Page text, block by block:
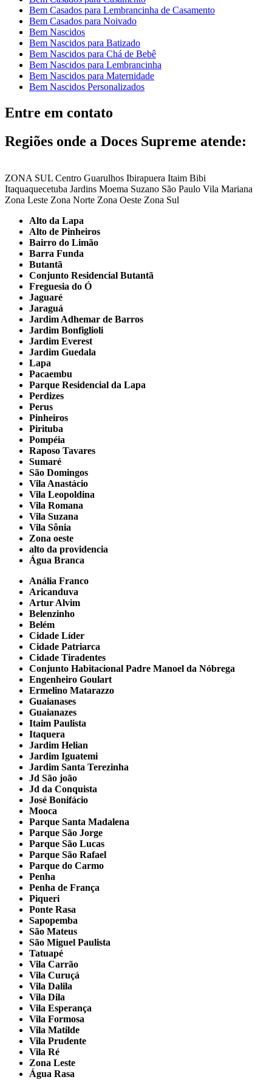
Bem Casados para Lembrancinha de Casamento
Bem Casados para Noivado
Bem Nascidos
Bem Nascidos para Batizado
Bem Nascidos para Chá de Bebê
Bem Nascidos para Lembrancinha
Bem Nascidos para Maternidade
Bem Nascidos Personalizados
Entre em contato
Regiões onde a Doces Supreme atende:
ZONA SUL Centro Guarulhos Ibirapuera Itaim Bibi
Itaquaquecetuba Jardins Moema Suzano São Paulo Vila Mariana
Zona Leste Zona Norte Zona Oeste Zona Sul
Alto da Lapa
Alto de Pinheiros
Bairro do Limão
Barra Funda
Butantã
Conjunto Residencial Butantã
Freguesia do Ó
Jaguaré
Jaraguá
Jardim Adhemar de Barros
Jardim Bonfiglioli
Jardim Everest
Jardim Guedala
Lapa
Pacaembu
Parque Residencial da Lapa
Perdizes
Perus
Pinheiros
Pirituba
Pompéia
Raposo Tavares
Sumaré
São Domingos
Vila Anastácio
Vila Leopoldina
Vila Romana
Vila Suzana
Vila Sônia
Zona oeste
alto da providencia
Água Branca
Anália Franco
Aricanduva
Artur Alvim
Belenzinho
Belém
Cidade Líder
Cidade Patriarca
Cidade Tiradentes
Conjunto Habitacional Padre Manoel da Nóbrega
Engenheiro Goulart
Ermelino Matarazzo
Guaianases
Guaianazes
Itaim Paulista
Itaquera
Jardim Helian
Jardim Iguatemi
Jardim Santa Terezinha
Jd São joão
Jd da Conquista
José Bonifácio
Mooca
Parque Santa Madalena
Parque São Jorge
Parque São Lucas
Parque São Rafael
Parque do Carmo
Penha
Penha de França
Piqueri
Ponte Rasa
Sapopemba
São Mateus
São Miguel Paulista
Tatuapé
Vila Carrão
Vila Curuçá
Vila Dalila
Vila Dila
Vila Esperança
Vila Formosa
Vila Matilde
Vila Prudente
Vila Ré
Zona Leste
Água Rasa